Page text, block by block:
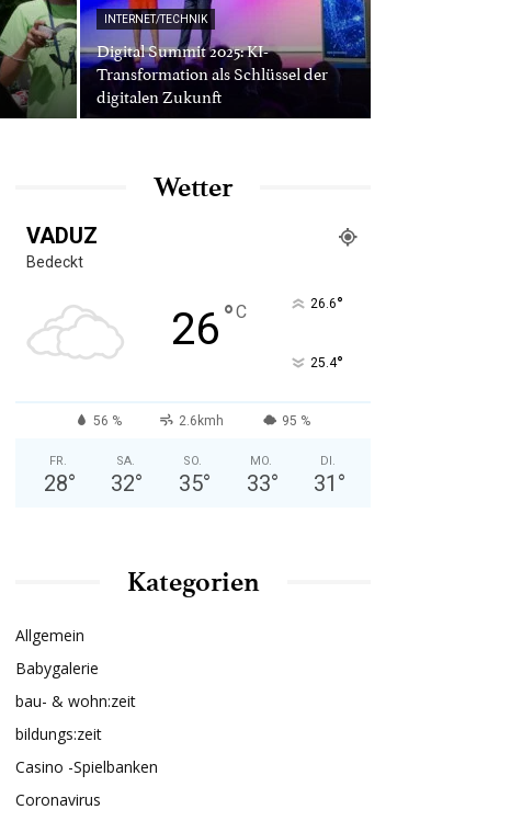
INTERNET/TECHNIK
Digital Summit 2025: KI-
Transformation als Schlüssel der
digitalen Zukunft
Wetter
VADUZ
Bedeckt
26°C 26.6°
25.4°
56 % 2.6kmh 95 %
FR.
28°
SA.
32°
SO.
35°
MO.
33°
DI.
31 °
Kategorien
Allgemein
Babygalerie
bau- & wohn:zeit
bildungs:zeit
Casino -Spielbanken
Coronavirus